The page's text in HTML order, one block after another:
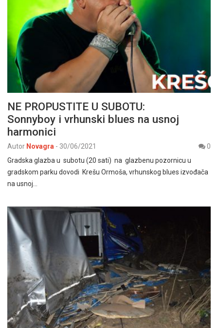
NE PROPUSTITE U SUBOTU:
Sonnyboy i vrhunski blues na usnoj
harmonici
Autor Novagra - 30/06/2021
0
Gradska glazba u subotu (20 sati) na glazbenu pozornicu u
gradskom parku dovodi Krešu Ormoša, vrhunskog blues izvođača
na usnoj…